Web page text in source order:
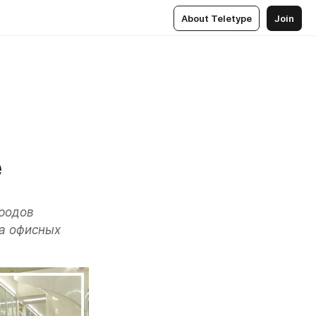
About Teletype Join
офисных